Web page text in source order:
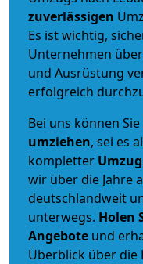
zuverlässigen
Es ist wichtig,
Unternehmen
und Ausrüstung
erfolgreich
Bei uns können Sie
umziehen, sei es
kompletter Umzug
wir über die Jahre
deutschlandweit
unterwegs. Holen
Angebote und
Überblick über die